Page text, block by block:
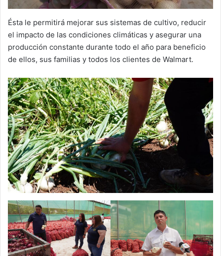
Ésta le permitirá mejorar sus sistemas de cultivo, reducir
el impacto de las condiciones climáticas y asegurar una
producción constante durante todo el año para beneficio
de ellos, sus familias y todos los clientes de Walmart.